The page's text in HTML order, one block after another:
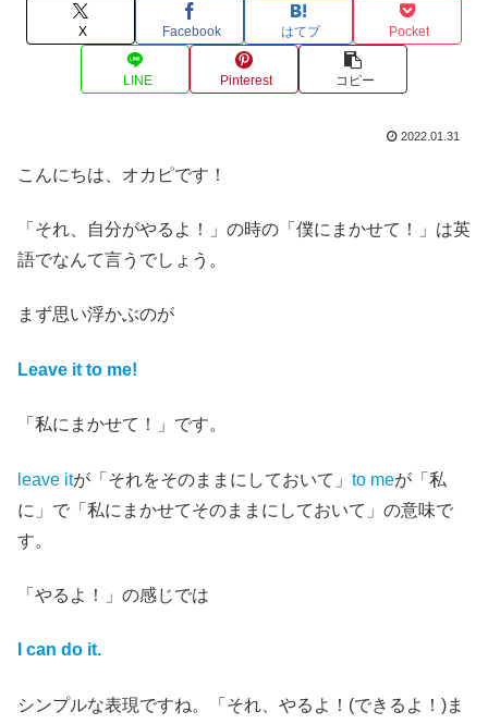
X Facebook はてブ Pocket
LINE Pinterest コピー
2022.01.31
こんにちは、オカピです！
「それ、自分がやるよ！」の時の「僕にまかせて！」は英
語でなんて言うでしょう。
まず思い浮かぶのが
Leave it to me!
「私にまかせて！」です。
leave itが「それをそのままにしておいて」 to meが「私
に」で「私にまかせてそのままにしておいて」の意味で
す。
「やるよ！」の感じでは
I can do it.
シンプルな表現ですね。「それ、やるよ！(できるよ！)ま